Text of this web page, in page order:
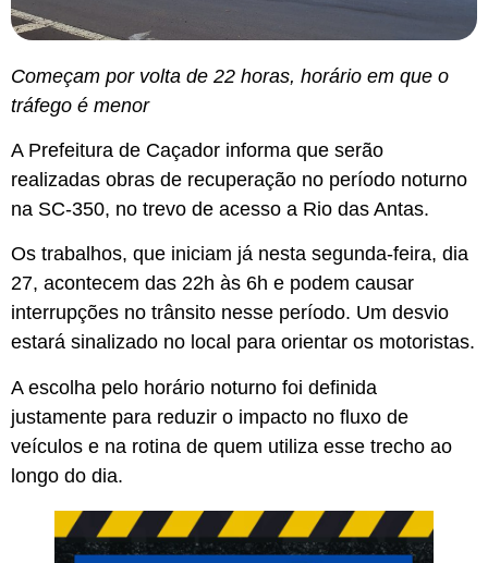
Começam por volta de 22 horas, horário em que o
tráfego é menor
A Prefeitura de Caçador informa que serão
realizadas obras de recuperação no período noturno
na SC-350, no trevo de acesso a Rio das Antas.
Os trabalhos, que iniciam já nesta segunda-feira, dia
27, acontecem das 22h às 6h e podem causar
interrupções no trânsito nesse período. Um desvio
estará sinalizado no local para orientar os motoristas.
A escolha pelo horário noturno foi definida
justamente para reduzir o impacto no fluxo de
veículos e na rotina de quem utiliza esse trecho ao
longo do dia.